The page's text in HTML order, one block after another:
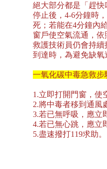
絕大部分都是「趕
停止後，4-6分鐘時
死；若能在4分鐘內
窗戶使空氣流通，
救護技術員仍會持
到達時，為避免缺
一氧化碳中毒急救步
1.立即打開門窗，使
2.將中毒者移到通風
3.若已無呼吸，應立
4.若已無心跳，應立
5.盡速撥打119求助。